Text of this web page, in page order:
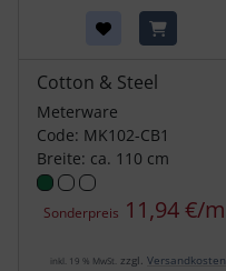
Cotton & Steel
Meterware
Code: MK102-CB1
Breite: ca. 110 cm
Sonderpreis 11,94 €/m
inkl. 19 % MwSt. zzgl. Versandkosten